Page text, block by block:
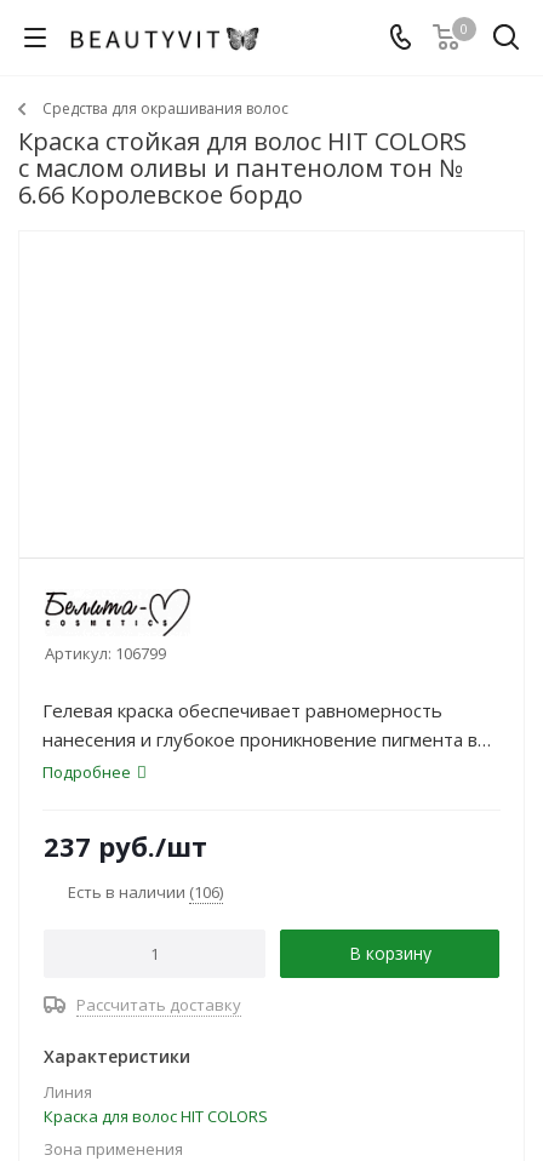
0
Средства для окрашивания волос
Краска стойкая для волос HIT COLORS
с маслом оливы и пантенолом тон №
6.66 Королевское бордо
Артикул: 106799
Гелевая краска обеспечивает равномерность
нанесения и глубокое проникновение пигмента в
структуру волоса.
Подробнее
237 руб./шт
Есть в наличии (106)
В корзину
Рассчитать доставку
Характеристики
Линия
Краска для волос HIT COLORS
Зона применения